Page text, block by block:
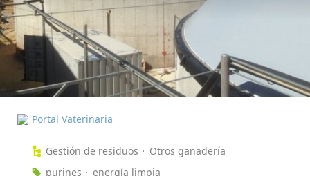
Portal Vaterinaria
Gestión de residuos
Otros ganadería
purines
energía limpia